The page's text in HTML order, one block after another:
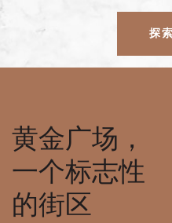
探
黄金广场，
一个标志性
的街区